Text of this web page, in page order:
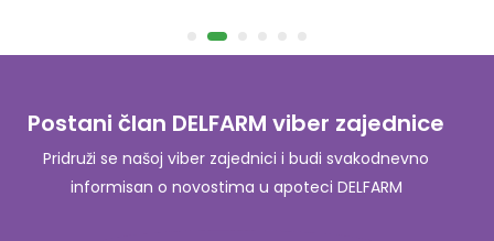
Postani član DELFARM viber zajednice
Pridruži se našoj viber zajednici i budi svakodnevno
informisan o novostima u apoteci DELFARM